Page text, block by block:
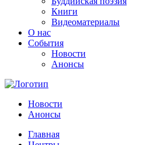
Книги
Видеоматериалы
О нас
События
Новости
Анонсы
Новости
Анонсы
Главная